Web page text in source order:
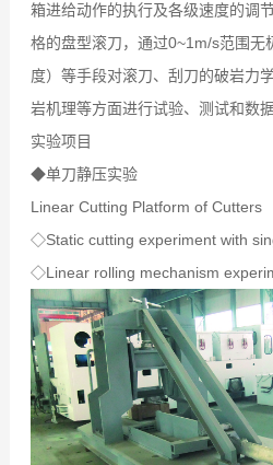
箱进给动作的执行及各级速度的调
格的盘型滚刀，通过0~1m/s范围无
度）等手段对滚刀、刮刀的破岩力
岩机理等方面进行试验、测试和数据
实验项目
◆单刀静压实验
Linear Cutting Platform of Cutters
◇Static cutting experiment with
◇Linear rolling mechanism